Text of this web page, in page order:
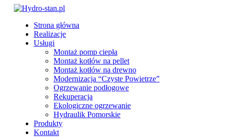
Strona główna
Realizacje
Usługi
Montaż pomp ciepła
Montaż kotłów na pellet
Montaż kotłów na drewno
Modernizacja “Czyste Powietrze”
Ogrzewanie podłogowe
Rekuperacja
Ekologiczne ogrzewanie
Hydraulik Pomorskie
Produkty
Kontakt